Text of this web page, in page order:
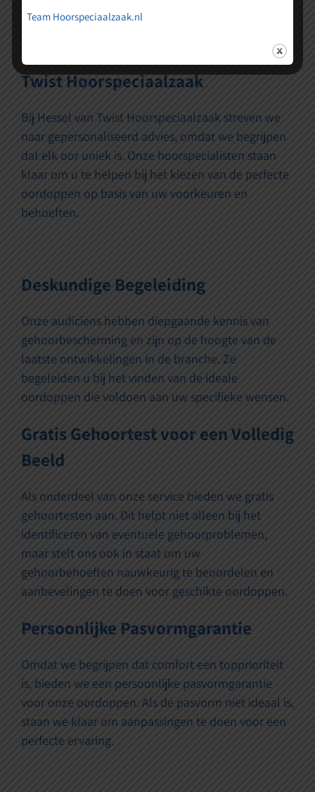
Twist Hoorspeciaalzaak
Bij Hessel van Twist Hoorspeciaalzaak streven we
naar gepersonaliseerd advies, omdat we begrijpen
dat elk oor uniek is. Onze hoorspecialisten staan
klaar om u te helpen bij het kiezen van de perfecte
oordoppen op basis van uw voorkeuren en
behoeften.
Deskundige Begeleiding
Onze audiciens hebben diepgaande kennis van
gehoorbescherming en zijn op de hoogte van de
laatste ontwikkelingen in de branche. Ze
begeleiden u bij het vinden van de ideale
oordoppen die voldoen aan uw specifieke wensen.
Gratis Gehoortest voor een Volledig
Beeld
Als onderdeel van onze service bieden we gratis
gehoortesten aan. Dit helpt niet alleen bij het
identificeren van eventuele gehoorproblemen,
maar stelt ons ook in staat om uw
gehoorbehoeften nauwkeurig te beoordelen en
aanbevelingen te doen voor geschikte oordoppen.
Persoonlijke Pasvormgarantie
Omdat we begrijpen dat comfort een topprioriteit
is, bieden we een persoonlijke pasvormgarantie
voor onze oordoppen. Als de pasvorm niet ideaal is,
staan we klaar om aanpassingen te doen voor een
perfecte ervaring.
Team Hoorspeciaalzaak.nl